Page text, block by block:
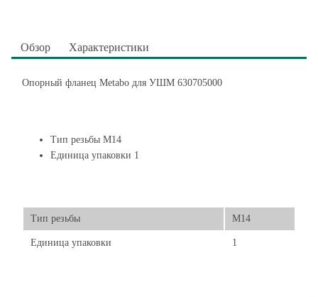
Обзор Характеристики
Опорный фланец Metabo для УШМ 630705000
Тип резьбы М14
Единица упаковки 1
Тип резьбы М14
Единица упаковки 1